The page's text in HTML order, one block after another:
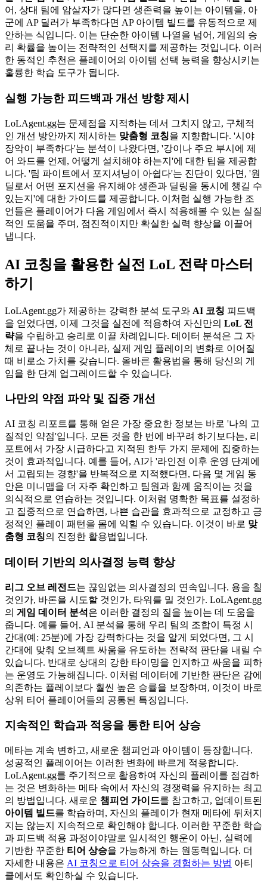
어, 상대 팀에 암살자가 많다면 생존력을 높이는 아이템을, 아
군에 AP 딜러가 부족하다면 AP 아이템 빌드를 유동적으로 제
안하는 식입니다. 이는 단순한 아이템 나열을 넘어, 게임의 승
리 확률을 높이는 전략적인 선택지를 제공하는 것입니다. 이러
한 동적인 추천은 플레이어의 아이템 선택 능력을 향상시키는
훌륭한 학습 도구가 됩니다.
실행 가능한 피드백과 개선 방향 제시
LoLAgent.gg는 문제점을 지적하는 데서 그치지 않고, 구체적
인 개선 방안까지 제시하는 맞춤형 코칭을 지향합니다. '시야
장악이 부족하다'는 분석이 나왔다면, '강이나 주요 부시에 제
어 와드를 언제, 어떻게 설치해야 하는지'에 대한 팁을 제공합
니다. '팀 파이트에서 포지셔닝이 아쉽다'는 진단이 있다면, '원
딜로서 어떤 포지션을 유지해야 생존과 딜링을 동시에 챙길 수
있는지'에 대한 가이드를 제공합니다. 이처럼 실행 가능한 조
언들은 플레이어가 다음 게임에서 즉시 적용해볼 수 있는 실질
적인 도움을 주며, 점진적이지만 확실한 실력 향상을 이끌어
냅니다.
AI 코칭을 활용한 실전 LoL 전략 마스터
하기
LoLAgent.gg가 제공하는 강력한 분석 도구와 AI 코칭 피드백
을 얻었다면, 이제 그것을 실전에 적용하여 자신만의 LoL 전
략을 수립하고 승리로 이끌 차례입니다. 데이터 분석은 그 자
체로 끝나는 것이 아니라, 실제 게임 플레이의 변화로 이어질
때 비로소 가치를 갖습니다. 올바른 활용법을 통해 당신의 게
임을 한 단계 업그레이드할 수 있습니다.
나만의 약점 파악 및 집중 개선
AI 코칭 리포트를 통해 얻은 가장 중요한 정보는 바로 '나의 고
질적인 약점'입니다. 모든 것을 한 번에 바꾸려 하기보다는, 리
포트에서 가장 시급하다고 지적된 한두 가지 문제에 집중하는
것이 효과적입니다. 예를 들어, AI가 '라인전 이후 운영 단계에
서 고립되는 경향'을 반복적으로 지적했다면, 다음 몇 게임 동
안은 미니맵을 더 자주 확인하고 팀원과 함께 움직이는 것을
의식적으로 연습하는 것입니다. 이처럼 명확한 목표를 설정하
고 집중적으로 연습하면, 나쁜 습관을 효과적으로 교정하고 긍
정적인 플레이 패턴을 몸에 익힐 수 있습니다. 이것이 바로 맞
춤형 코칭의 진정한 활용법입니다.
데이터 기반의 의사결정 능력 향상
리그 오브 레전드는 끊임없는 의사결정의 연속입니다. 용을 칠
것인가, 바론을 시도할 것인가, 타워를 밀 것인가. LoLAgent.gg
의 게임 데이터 분석 은 이러한 결정의 질을 높이는 데 도움을
줍니다. 예를 들어, AI 분석을 통해 우리 팀의 조합이 특정 시
간대(예: 25분)에 가장 강력하다는 것을 알게 되었다면, 그 시
간대에 맞춰 오브젝트 싸움을 유도하는 전략적 판단을 내릴 수
있습니다. 반대로 상대의 강한 타이밍을 인지하고 싸움을 피하
는 운영도 가능해집니다. 이처럼 데이터에 기반한 판단은 감에
의존하는 플레이보다 훨씬 높은 승률을 보장하며, 이것이 바로
상위 티어 플레이어들의 공통된 특징입니다.
지속적인 학습과 적응을 통한 티어 상승
메타는 계속 변하고, 새로운 챔피언과 아이템이 등장합니다.
성공적인 플레이어는 이러한 변화에 빠르게 적응합니다.
LoLAgent.gg를 주기적으로 활용하여 자신의 플레이를 점검하
는 것은 변화하는 메타 속에서 자신의 경쟁력을 유지하는 최고
의 방법입니다. 새로운 챔피언 가이드를 참고하고, 업데이트된
아이템 빌드를 학습하며, 자신의 플레이가 현재 메타에 뒤처지
지는 않는지 지속적으로 확인해야 합니다. 이러한 꾸준한 학습
과 피드백 적용 과정이야말로 일시적인 행운이 아닌, 실력에
기반한 꾸준한 티어 상승을 가능하게 하는 원동력입니다. 더
자세한 내용은 AI 코칭으로 티어 상승을 경험하는 방법 아티
클에서도 확인하실 수 있습니다.